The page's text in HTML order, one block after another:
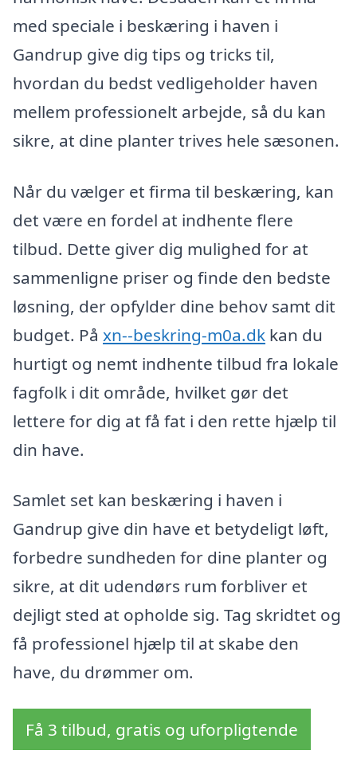
med speciale i beskæring i haven i
Gandrup give dig tips og tricks til,
hvordan du bedst vedligeholder haven
mellem professionelt arbejde, så du kan
sikre, at dine planter trives hele sæsonen.
Når du vælger et firma til beskæring, kan
det være en fordel at indhente flere
tilbud. Dette giver dig mulighed for at
sammenligne priser og finde den bedste
løsning, der opfylder dine behov samt dit
budget. På xn--beskring-m0a.dk kan du
hurtigt og nemt indhente tilbud fra lokale
fagfolk i dit område, hvilket gør det
lettere for dig at få fat i den rette hjælp til
din have.
Samlet set kan beskæring i haven i
Gandrup give din have et betydeligt løft,
forbedre sundheden for dine planter og
sikre, at dit udendørs rum forbliver et
dejligt sted at opholde sig. Tag skridtet og
få professionel hjælp til at skabe den
have, du drømmer om.
Få 3 tilbud, gratis og uforpligtende